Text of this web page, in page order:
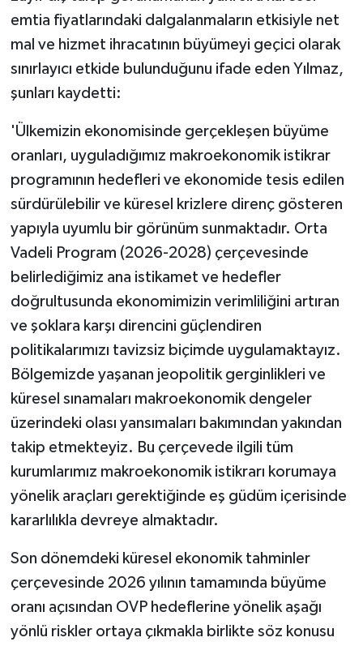
emtia fiyatlarındaki dalgalanmaların etkisiyle net
mal ve hizmet ihracatının büyümeyi geçici olarak
sınırlayıcı etkide bulunduğunu ifade eden Yılmaz,
şunları kaydetti:
'Ülkemizin ekonomisinde gerçekleşen büyüme
oranları, uyguladığımız makroekonomik istikrar
programının hedefleri ve ekonomide tesis edilen
sürdürülebilir ve küresel krizlere direnç gösteren
yapıyla uyumlu bir görünüm sunmaktadır. Orta
Vadeli Program (2026-2028) çerçevesinde
belirlediğimiz ana istikamet ve hedefler
doğrultusunda ekonomimizin verimliliğini artıran
ve şoklara karşı direncini güçlendiren
politikalarımızı tavizsiz biçimde uygulamaktayız.
Bölgemizde yaşanan jeopolitik gerginlikleri ve
küresel sınamaları makroekonomik dengeler
üzerindeki olası yansımaları bakımından yakından
takip etmekteyiz. Bu çerçevede ilgili tüm
kurumlarımız makroekonomik istikrarı korumaya
yönelik araçları gerektiğinde eş güdüm içerisinde
kararlılıkla devreye almaktadır.
Son dönemdeki küresel ekonomik tahminler
çerçevesinde 2026 yılının tamamında büyüme
oranı açısından OVP hedeflerine yönelik aşağı
yönlü riskler ortaya çıkmakla birlikte söz konusu